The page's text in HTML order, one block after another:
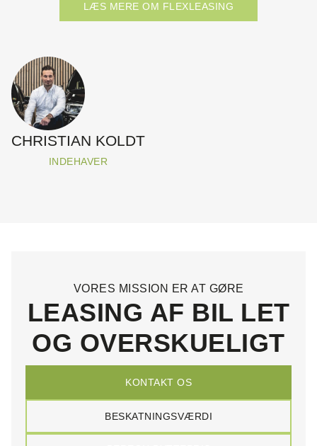
LÆS MERE OM FLEXLEASING
CHRISTIAN KOLDT
INDEHAVER
VORES MISSION ER AT GØRE
LEASING AF BIL LET
OG OVERSKUELIGT
KONTAKT OS
BESKATNINGSVÆRDI